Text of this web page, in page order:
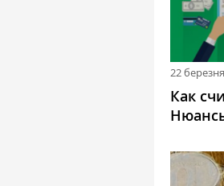
22
Как